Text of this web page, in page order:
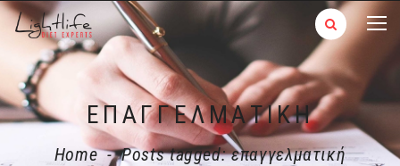
ΕΠΑΓΓΕΛΜΑΤΙΚΉ
Home - Posts tagged: επαγγελματική